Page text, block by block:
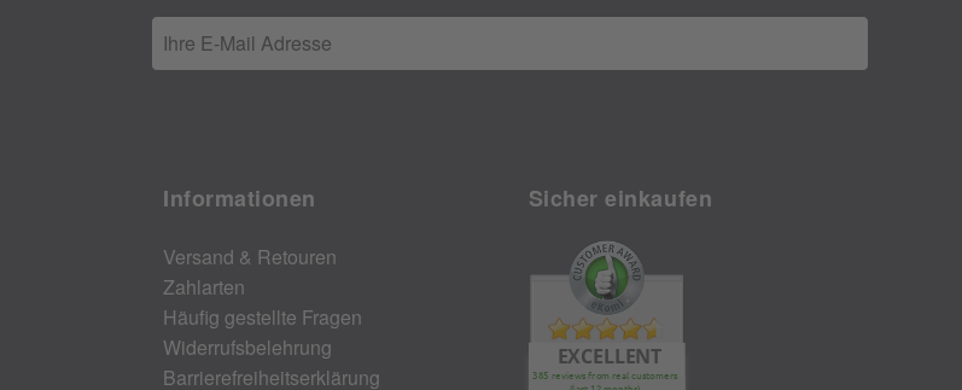
Ihre E-Mail Adresse
Informationen
Versand & Retouren
Zahlarten
Häufig gestellte Fragen
Widerrufsbelehrung
Barrierefreiheitserklärung
Sicher einkaufen
EXCELLENT
385 reviews from real customers